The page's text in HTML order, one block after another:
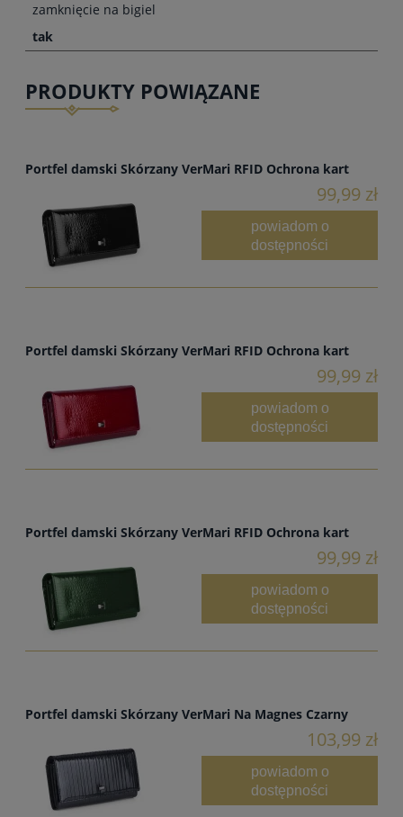
zamknięcie na bigiel
tak
PRODUKTY POWIĄZANE
Portfel damski Skórzany VerMari RFID Ochrona kart
99,99 zł
powiadom o
dostępności
Portfel damski Skórzany VerMari RFID Ochrona kart
99,99 zł
powiadom o
dostępności
Portfel damski Skórzany VerMari RFID Ochrona kart
99,99 zł
powiadom o
dostępności
Portfel damski Skórzany VerMari Na Magnes Czarny
103,99 zł
powiadom o
dostępności